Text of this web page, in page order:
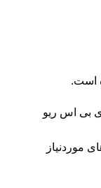
است.
بی اس ریو
موردنیاز